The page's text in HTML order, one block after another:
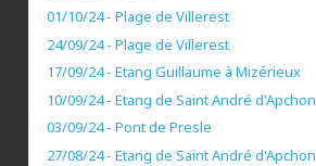
01/10/24 - Plage de Villerest
24/09/24 - Plage de Villerest
17/09/24 - Etang Guillaume à Mizérieux
10/09/24 - Etang de Saint André d'Apchon
03/09/24 - Pont de Presle
27/08/24 - Etang de Saint André d'Apchon